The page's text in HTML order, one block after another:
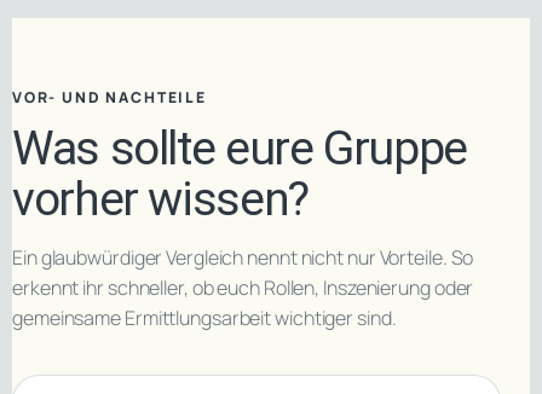
VOR- UND NACHTEILE
Was sollte eure Gruppe
vorher wissen?
Ein glaubwürdiger Vergleich nennt nicht nur Vorteile. So
erkennt ihr schneller, ob euch Rollen, Inszenierung oder
gemeinsame Ermittlungsarbeit wichtiger sind.